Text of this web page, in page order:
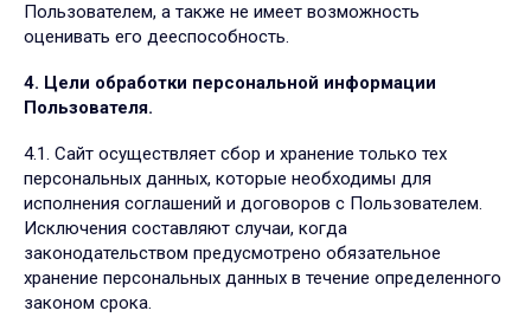
Пользователем, а также не имеет возможность
оценивать его дееспособность.
4. Цели обработки персональной информации
Пользователя.
4.1. Сайт осуществляет сбор и хранение только тех
персональных данных, которые необходимы для
исполнения соглашений и договоров с Пользователем.
Исключения составляют случаи, когда
законодательством предусмотрено обязательное
хранение персональных данных в течение определенного
законом срока.